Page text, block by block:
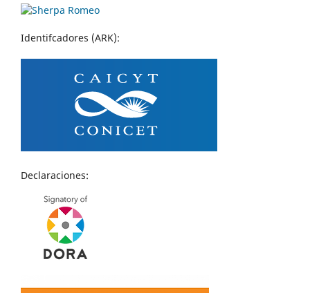
Identifcadores (ARK):
Declaraciones: